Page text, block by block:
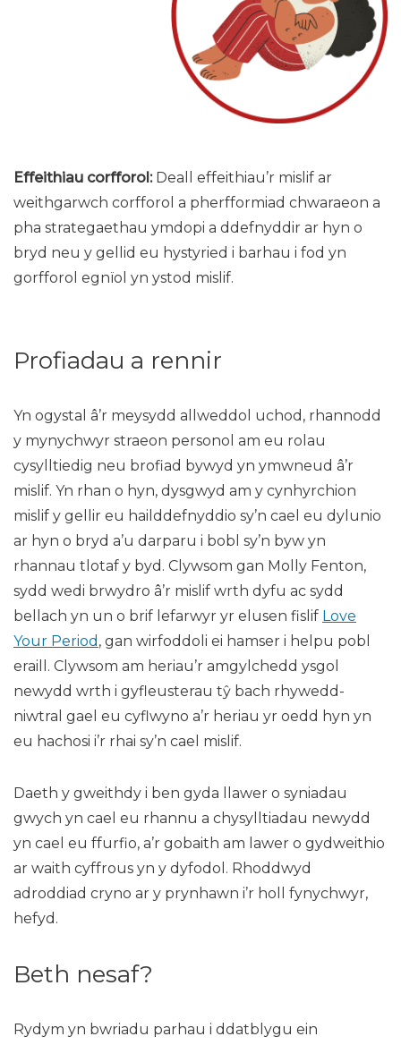
Effeithiau corfforol:Deall effeithiau’r mislif ar
weithgarwch corfforol a pherfformiad chwaraeon a
pha strategaethau ymdopi a ddefnyddir ar hyn o
bryd neu y gellid eu hystyried i barhau i fod yn
gorfforol egnïol yn ystod mislif.
Profiadau a rennir
Yn ogystal â’r meysydd allweddol uchod, rhannodd
y mynychwyr straeon personol am eu rolau
cysylltiedig neu brofiad bywyd yn ymwneud â’r
mislif. Yn rhan o hyn, dysgwyd am y cynhyrchion
mislif y gellir eu hailddefnyddio sy’n cael eu dylunio
ar hyn o bryd a’u darparu i bobl sy’n byw yn
rhannau tlotaf y byd. Clywsom gan Molly Fenton,
sydd wedi brwydro â’r mislif wrth dyfu ac sydd
bellach yn un o brif lefarwyr yr elusen fislif Love
Your Period , gan wirfoddoli ei hamser i helpu pobl
eraill. Clywsom am heriau’r amgylchedd ysgol
newydd wrth i gyfleusterau tŷ bach rhywedd-
niwtral gael eu cyflwyno a’r heriau yr oedd hyn yn
eu hachosi i’r rhai sy’n cael mislif.
Daeth y gweithdy i ben gyda llawer o syniadau
gwych yn cael eu rhannu a chysylltiadau newydd
yn cael eu ffurfio, a’r gobaith am lawer o gydweithio
ar waith cyffrous yn y dyfodol. Rhoddwyd
adroddiad cryno ar y prynhawn i’r holl fynychwyr,
hefyd.
Beth nesaf?
Rydym yn bwriadu parhau i ddatblygu ein